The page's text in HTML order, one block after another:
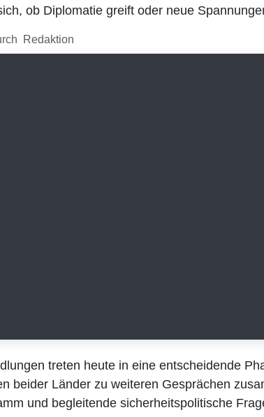
ob Diplomatie greift oder neue Spannungen
Redaktion
treten heute in eine entscheidende Phase
zu weiteren Gesprächen zusammen, um
sicherheitspolitische Fragen zu